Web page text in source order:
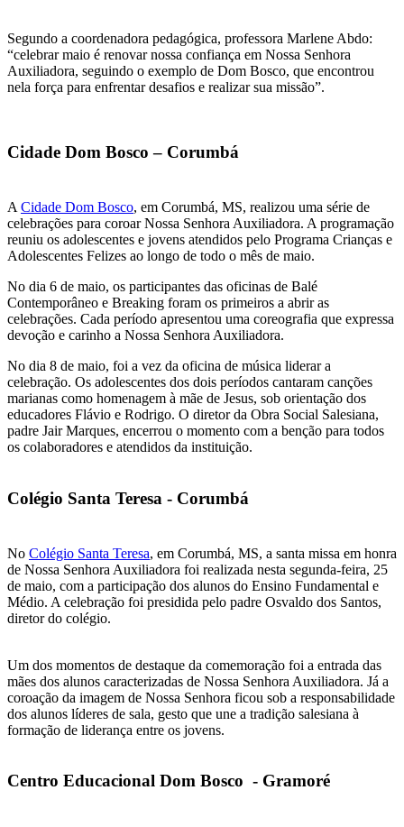
Segundo a coordenadora pedagógica, professora Marlene Abdo:
“celebrar maio é renovar nossa confiança em Nossa Senhora
Auxiliadora, seguindo o exemplo de Dom Bosco, que encontrou
nela força para enfrentar desafios e realizar sua missão”.
Cidade Dom Bosco – Corumbá
A Cidade Dom Bosco, em Corumbá, MS, realizou uma série de
celebrações para coroar Nossa Senhora Auxiliadora. A programação
reuniu os adolescentes e jovens atendidos pelo Programa Crianças e
Adolescentes Felizes ao longo de todo o mês de maio.
No dia 6 de maio, os participantes das oficinas de Balé
Contemporâneo e Breaking foram os primeiros a abrir as
celebrações. Cada período apresentou uma coreografia que expressa
devoção e carinho a Nossa Senhora Auxiliadora.
No dia 8 de maio, foi a vez da oficina de música liderar a
celebração. Os adolescentes dos dois períodos cantaram canções
marianas como homenagem à mãe de Jesus, sob orientação dos
educadores Flávio e Rodrigo. O diretor da Obra Social Salesiana,
padre Jair Marques, encerrou o momento com a benção para todos
os colaboradores e atendidos da instituição.
Colégio Santa Teresa - Corumbá
No Colégio Santa Teresa, em Corumbá, MS, a santa missa em honra
de Nossa Senhora Auxiliadora foi realizada nesta segunda-feira, 25
de maio, com a participação dos alunos do Ensino Fundamental e
Médio. A celebração foi presidida pelo padre Osvaldo dos Santos,
diretor do colégio.
Um dos momentos de destaque da comemoração foi a entrada das
mães dos alunos caracterizadas de Nossa Senhora Auxiliadora. Já a
coroação da imagem de Nossa Senhora ficou sob a responsabilidade
dos alunos líderes de sala, gesto que une a tradição salesiana à
formação de liderança entre os jovens.
Centro Educacional Dom Bosco - Gramoré